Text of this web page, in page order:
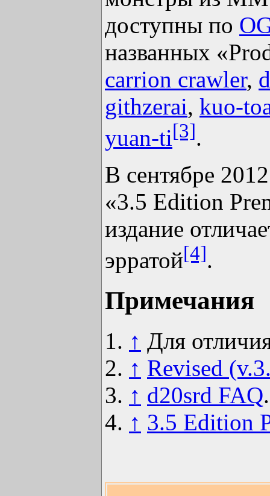
доступны по
названных
carrion crawler,
githzerai, kuo-
yuan-ti[3].
В сентябре
«3.5 Edition
издание
эрратой[4].
Примечания
↑ Для
↑ Revised
↑ d20srd FAQ.
↑ 3.5 Edition